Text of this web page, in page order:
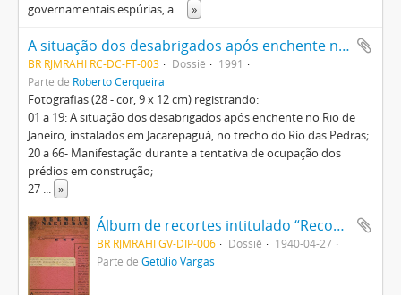
governamentais espúrias, a ... »
A situação dos desabrigados após enchente no Rio de Janeiro, manifestação durante a tentativa de ocupação dos prédios em construção, José Stédile e 01 álbum
BR RJMRAHI RC-DC-FT-003 Dossiê
1991
Parte de Roberto Cerqueira
Fotografias (28 - cor, 9 x 12 cm) registrando:
01 a 19: A situação dos desabrigados após enchente no Rio de
Janeiro, instalados em Jacarepaguá, no trecho do Rio das Pedras;
20 a 66- Manifestação durante a tentativa de ocupação dos
prédios em construção;
27 ... »
Álbum de recortes intitulado “Recortes referentes ao último levante comunista descoberto pela nossa Polícia Federal”
BR RJMRAHI GV-DIP-006 Dossiê
1940-04-27
Parte deGetúlio Vargas